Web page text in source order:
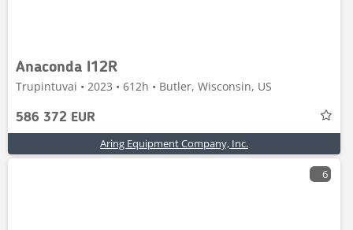
Anaconda I12R
Trupintuvai • 2023 • 612h • Butler, Wisconsin, US
586 372 EUR
Aring Equipment Company, Inc.
6